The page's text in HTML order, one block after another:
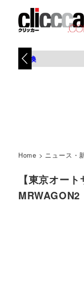
タイヤ交換
Home > ニュース・
【東京オー
MRWAGON2